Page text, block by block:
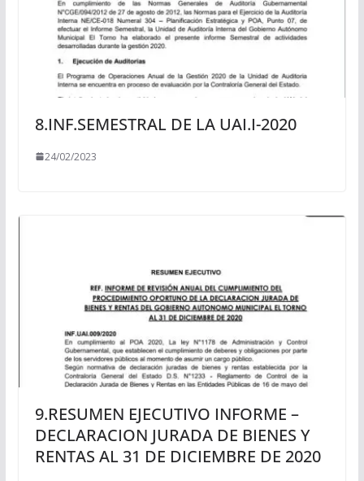
8.INF.SEMESTRAL DE LA UAI.I-2020
24/02/2023
9.RESUMEN EJECUTIVO INFORME –
DECLARACION JURADA DE BIENES Y
RENTAS AL 31 DE DICIEMBRE DE 2020